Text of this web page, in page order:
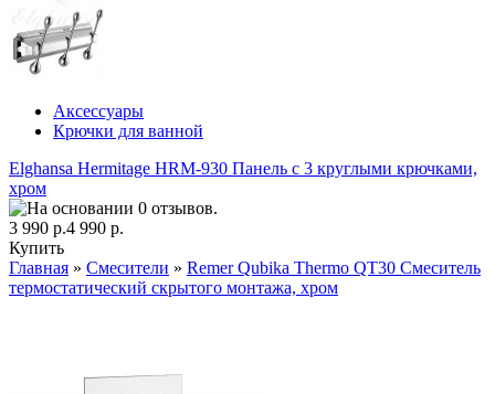
Аксессуары
Крючки для ванной
Elghansa Hermitage HRM-930 Панель с 3 круглыми крючками,
хром
3 990 р.4 990 р.
Купить
Главная » Смесители » Remer Qubika Thermo QT30 Смеситель
термостатический скрытого монтажа, хром